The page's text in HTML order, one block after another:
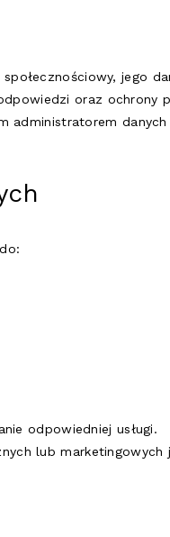
jego
oraz ochrony
administratorem
odpowiedniej usługi.
lub